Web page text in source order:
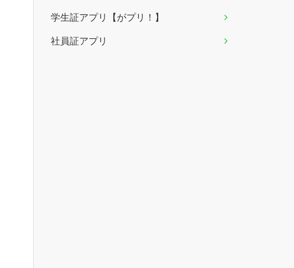
学生証アプリ【がプリ！】
社員証アプリ